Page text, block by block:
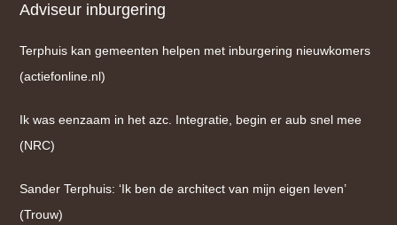
Adviseur inburgering
Terphuis kan gemeenten helpen met inburgering nieuwkomers
(actiefonline.nl)
Ik was eenzaam in het azc. Integratie, begin er aub snel mee
(NRC)
Sander Terphuis: ‘Ik ben de architect van mijn eigen leven’
(Trouw)